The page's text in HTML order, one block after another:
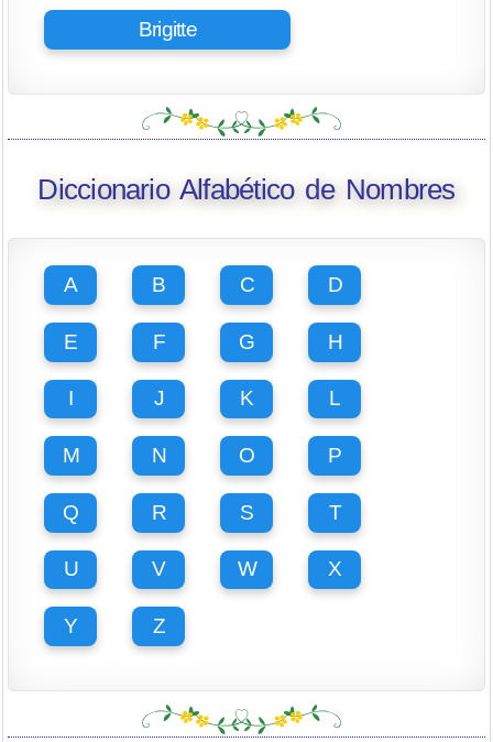
Brigitte
Diccionario Alfabético de Nombres
A B C D
E F G H
I J K L
M N O P
Q R S T
U V W X
Y Z